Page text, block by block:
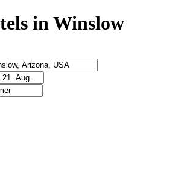
in Winslow